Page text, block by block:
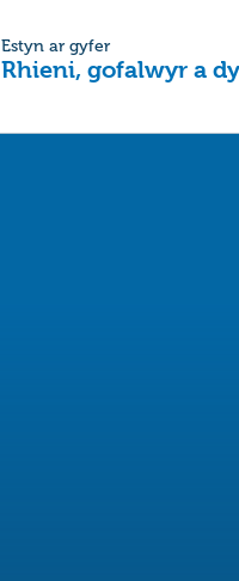
Estyn ar gyfer
Rhieni, gofalwyr a